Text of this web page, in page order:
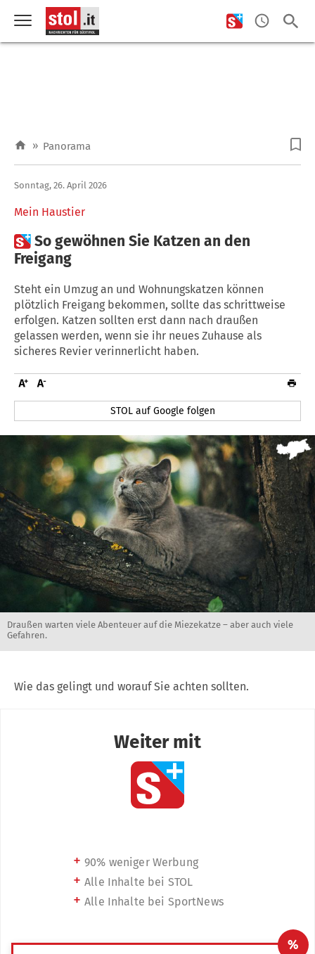
» Panorama
Mein Haustier
Sonntag, 26. April 2026
So gewöhnen Sie Katzen an den
Freigang
Steht ein Umzug an und Wohnungskatzen können
plötzlich Freigang bekommen, sollte das schrittweise
erfolgen. Katzen sollten erst dann nach draußen
gelassen werden, wenn sie ihr neues Zuhause als
sicheres Revier verinnerlicht haben.
STOL auf Google folgen
Draußen warten viele Abenteuer auf die Miezekatze – aber auch viele
Gefahren.
Wie das gelingt und worauf Sie achten sollten.